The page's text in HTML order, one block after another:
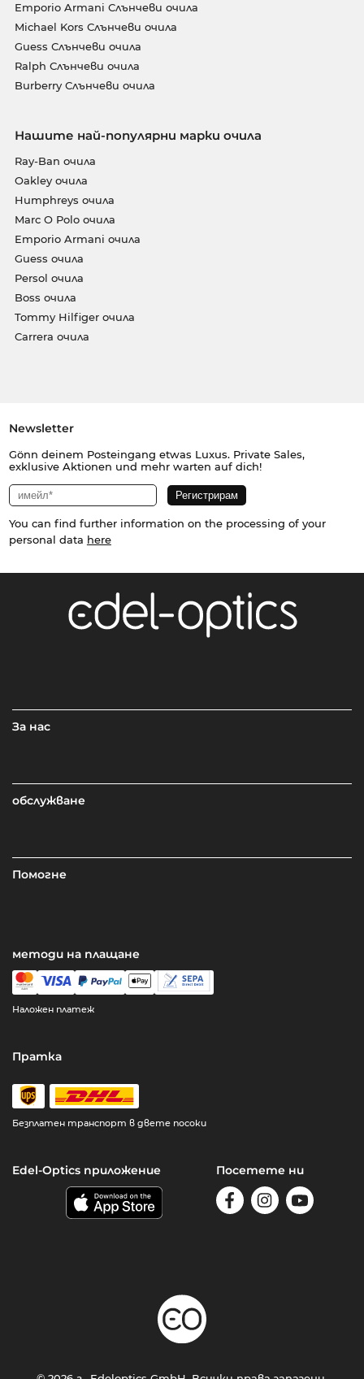
Emporio Armani Слънчеви очила
Michael Kors Слънчеви очила
Guess Слънчеви очила
Ralph Слънчеви очила
Burberry Слънчеви очила
Нашите най-популярни марки очила
Ray-Ban очила
Oakley очила
Humphreys очила
Marc O Polo очила
Emporio Armani очила
Guess очила
Persol очила
Boss очила
Tommy Hilfiger очила
Carrera очила
Newsletter
Gönn deinem Posteingang etwas Luxus. Private Sales,
exklusive Aktionen und mehr warten auf dich!
You can find further information on the processing of your
personal data here
За нас
обслужване
Помогне
методи на плащане
Наложен платеж
Пратка
Безплатен транспорт в двете посоки
Edel-Optics приложение Посетете ни